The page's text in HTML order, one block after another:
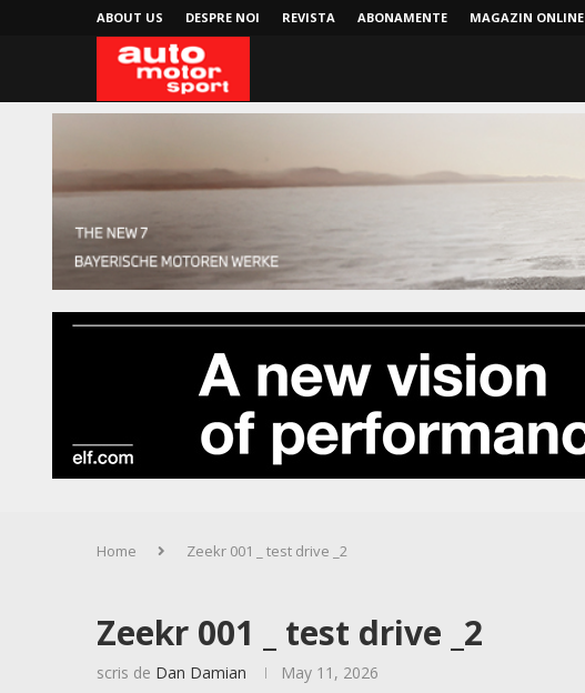
ABOUT US DESPRE NOI REVISTA ABONAMENTE MAGAZIN ONLINE
Home Zeekr 001 _ test drive _2
Zeekr 001 _ test drive _2
scris de Dan Damian May 11, 2026